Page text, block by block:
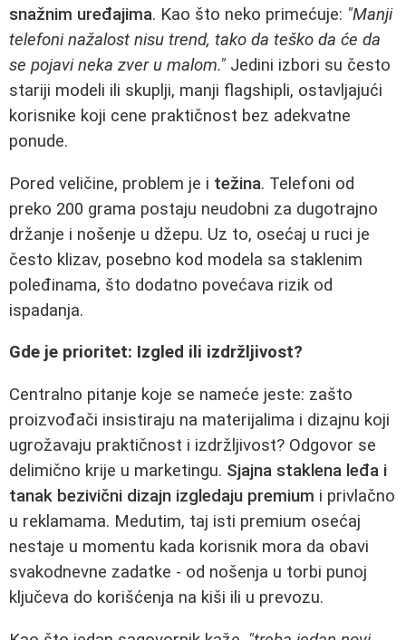
snažnim uređajima. Kao što neko primećuje: "Manji
telefoni nažalost nisu trend, tako da teško da će da
se pojavi neka zver u malom." Jedini izbori su često
stariji modeli ili skuplji, manji flagshipli, ostavljajući
korisnike koji cene praktičnost bez adekvatne
ponude.
Pored veličine, problem je i težina. Telefoni od
preko 200 grama postaju neudobni za dugotrajno
držanje i nošenje u džepu. Uz to, osećaj u ruci je
često klizav, posebno kod modela sa staklenim
poleđinama, što dodatno povećava rizik od
ispadanja.
Gde je prioritet: Izgled ili izdržljivost?
Centralno pitanje koje se nameće jeste: zašto
proizvođači insistiraju na materijalima i dizajnu koji
ugrožavaju praktičnost i izdržljivost? Odgovor se
delimično krije u marketingu. Sjajna staklena leđa i
tanak bezivični dizajn izgledaju premium i privlačno
u reklamama. Medutim, taj isti premium osećaj
nestaje u momentu kada korisnik mora da obavi
svakodnevne zadatke - od nošenja u torbi punoj
ključeva do korišćenja na kiši ili u prevozu.